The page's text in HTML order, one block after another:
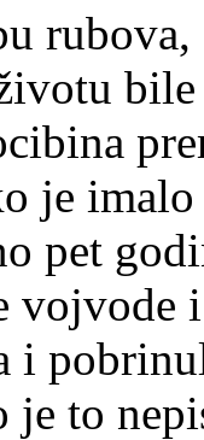
bile
je
pet
vojvode
je to